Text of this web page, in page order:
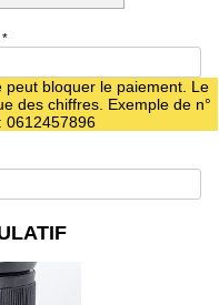
*
peut bloquer le paiement. Le
des chiffres. Exemple de n°
0612457896